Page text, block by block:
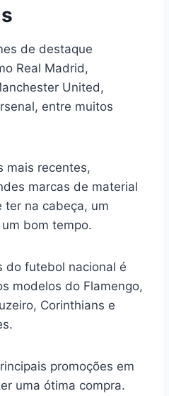
de destaque
Real Madrid,
United,
entre muitos
mais recentes,
marcas de material
ter na cabeça, um
bom tempo.
do futebol nacional é
modelos do Flamengo,
Corinthians e
promoções em
uma ótima compra.